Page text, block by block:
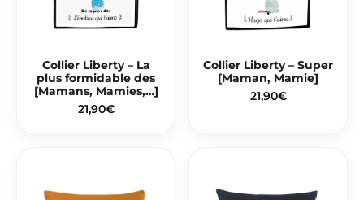
Collier Liberty – La
plus formidable des
[Mamans, Mamies,…]
21,90€
Collier Liberty – Super
[Maman, Mamie]
21,90€